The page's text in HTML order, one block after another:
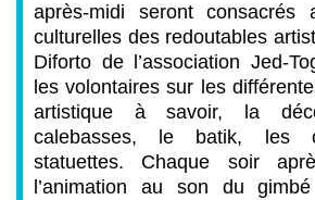
après-midi seront consacrés
culturelles des redoutables
Diforto de l’association Jed-
les volontaires sur les
artistique à savoir, la
calebasses, le batik, les
statuettes. Chaque soir
l’animation au son du